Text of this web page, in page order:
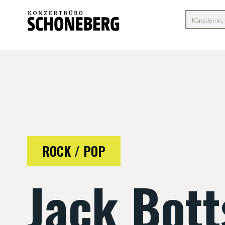
ROCK / POP
Jack